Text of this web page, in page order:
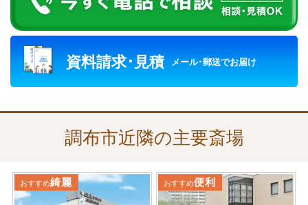
て利用していただけます。家族葬にも適しており、落ち着
いて故人とのお別れができる理想的な会館です。
その他京王線・京王相模原線の調布駅近くの「京王メモリ
アル調布」など、公益社で施設の予約や葬儀の施行サービ
資料請求･見積 メール･郵送でお届け
調布市近隣の主要斎場
おすすめ綺麗 おすすめ便利